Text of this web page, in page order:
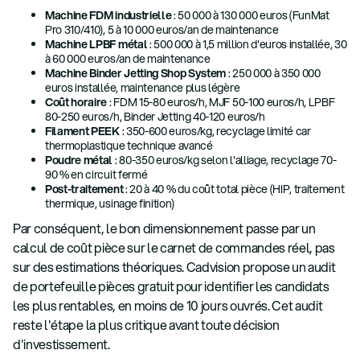
Machine FDM industrielle: 50 000 à 130 000 euros (FunMat
Pro 310/410), 5 à 10 000 euros/an de maintenance
Machine LPBF métal: 500 000 à 1,5 million d'euros installée, 30
à 60 000 euros/an de maintenance
Machine Binder Jetting Shop System: 250 000 à 350 000
euros installée, maintenance plus légère
Coût horaire: FDM 15-80 euros/h, MJF 50-100 euros/h, LPBF
80-250 euros/h, Binder Jetting 40-120 euros/h
Filament PEEK: 350-600 euros/kg, recyclage limité car
thermoplastique technique avancé
Poudre métal: 80-350 euros/kg selon l'alliage, recyclage 70-
90 % en circuit fermé
Post-traitement: 20 à 40 % du coût total pièce (HIP, traitement
thermique, usinage finition)
Par conséquent, le bon dimensionnement passe par un
calcul de coût pièce sur le carnet de commandes réel, pas
sur des estimations théoriques. Cadvision propose un audit
de portefeuille pièces gratuit pour identifier les candidats
les plus rentables, en moins de 10 jours ouvrés. Cet audit
reste l'étape la plus critique avant toute décision
d'investissement.